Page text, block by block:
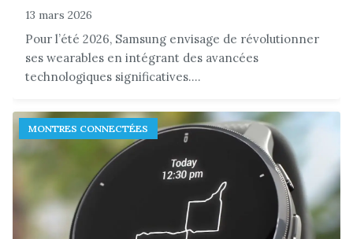
13 mars 2026
Pour l’été 2026, Samsung envisage de révolutionner
ses wearables en intégrant des avancées
technologiques significatives....
MONTRES CONNECTÉES